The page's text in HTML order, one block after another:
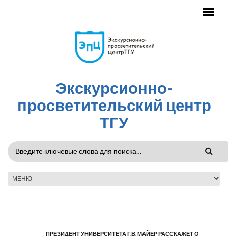
Экскурсионно-
просветительский центр
ТГУ
ФОРМА
ПОИСКА
ПРЕЗИДЕНТ УНИВЕРСИТЕТА Г.В. МАЙЕР РАССКАЖЕТ О